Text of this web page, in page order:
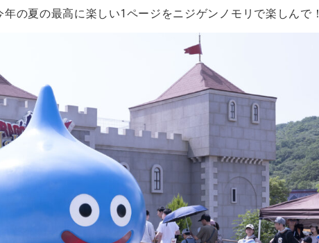
の夏の最高に楽しい1ページをニジゲンノモリで楽しんで！